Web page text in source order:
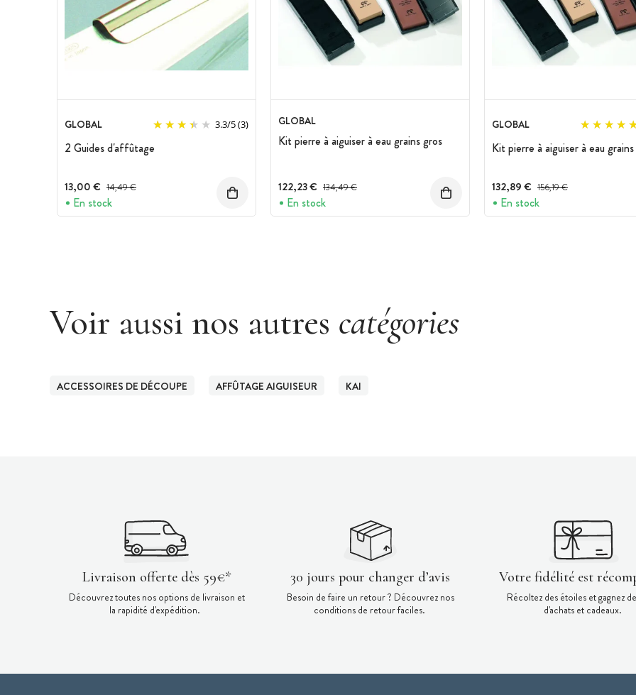
GLOBAL 3.3/5(3)
2 Guides d'affûtage
13,00 € Prix avant réduction :
14,49 €
En stock
GLOBAL
Kit pierre à aiguiser à eau grains gros
122,23 € Prix avant réduction :
134,49 €
En stock
GLOBAL
Kit pierre à aiguiser à eau
132,89 € Prix avant réduction :
156,19 €
En stock
Voir aussi nos autres catégories
ACCESSOIRES DE DÉCOUPE AFFÛTAGE AIGUISEUR KAI
Livraison offerte dès 59€*
Découvrez toutes nos options de livraison et
la rapidité d'expédition.
30 jours pour changer d’avis
Besoin de faire un retour ? Découvrez nos
conditions de retour faciles.
Votre fidélité est
Récoltez des étoiles et gagnez
d'achats et cadeaux.